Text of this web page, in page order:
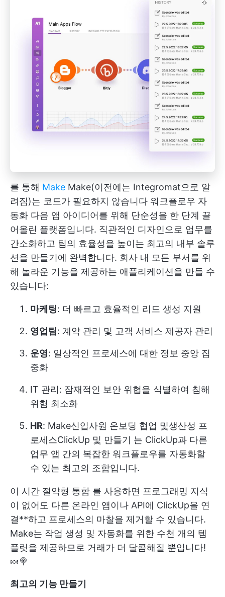
를 통해 Make Make(이전에는 Integromat으로 알
려짐)는 코드가 필요하지 않습니다 워크플로우 자
동화 다음 앱 아이디어를 위해 단순성을 한 단계 끌
어올린 플랫폼입니다. 직관적인 디자인으로 업무를
간소화하고 팀의 효율성을 높이는 최고의 내부 솔루
션을 만들기에 완벽합니다. 회사 내 모든 부서를 위
해 놀라운 기능을 제공하는 애플리케이션을 만들 수
있습니다:
마케팅: 더 빠르고 효율적인 리드 생성 지원
영업팀: 계약 관리 및 고객 서비스 제공자 관리
운영: 일상적인 프로세스에 대한 정보 중앙 집
중화
IT 관리: 잠재적인 보안 위협을 식별하여 침해
위험 최소화
HR: Make신입사원 온보딩 협업 및생산성 프
로세스ClickUp 및 만들기 는 ClickUp과 다른
업무 앱 간의 복잡한 워크플로우를 자동화할
수 있는 최고의 조합입니다.
이 시간 절약형 통합 를 사용하면 프로그래밍 지식
이 없어도 다른 온라인 앱이나 API에 ClickUp을 연
결**하고 프로세스의 마찰을 제거할 수 있습니다.
Make는 작업 생성 및 자동화를 위한 수천 개의 템
플릿을 제공하므로 거래가 더 달콤해질 뿐입니다!
🍬🍭
최고의 기능 만들기